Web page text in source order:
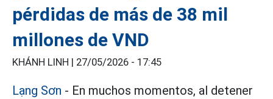
pérdidas de más de 38 mil
millones de VND
KHÁNH LINH | 27/05/2026 - 17:45
Lạng Sơn - En muchos momentos, al detener